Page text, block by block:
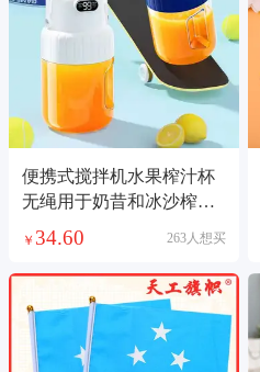
便携式搅拌机水果榨汁杯
无绳用于奶昔和冰沙榨汁
机搅拌机源头工厂小型榨
￥ 34.60 263人想买